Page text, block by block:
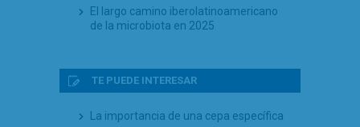
El largo camino iberolatinoamericano
de la microbiota en 2025
TE PUEDE INTERESAR
La importancia de una cepa específica